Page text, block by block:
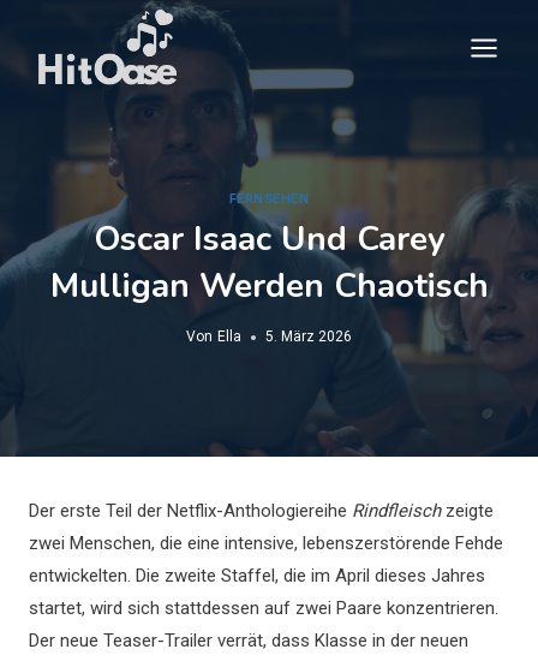
springen
FERNSEHEN
Oscar Isaac Und Carey
Mulligan Werden Chaotisch
Von Ella 5. März 2026
Der erste Teil der Netflix-Anthologiereihe Rindfleischzeigte
zwei Menschen, die eine intensive, lebenszerstörende Fehde
entwickelten. Die zweite Staffel, die im April dieses Jahres
startet, wird sich stattdessen auf zwei Paare konzentrieren.
Der neue Teaser-Trailer verrät, dass Klasse in der neuen